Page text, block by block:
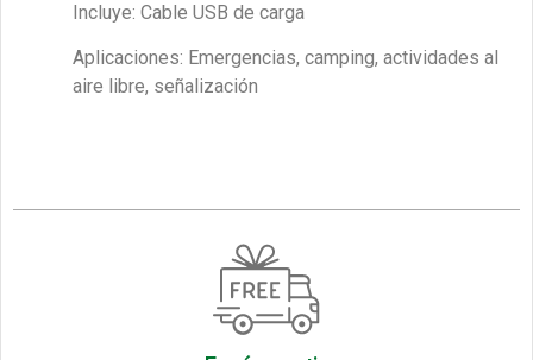
Incluye: Cable USB de carga
Aplicaciones: Emergencias, camping, actividades al
aire libre, señalización